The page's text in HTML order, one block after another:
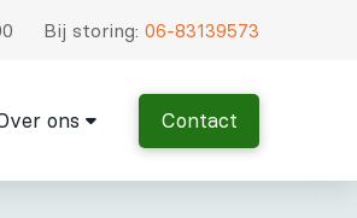
Bij storing:06-83139573
ons Contact